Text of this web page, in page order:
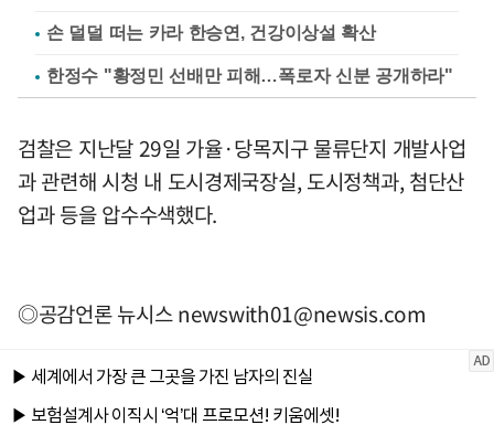
손 덜덜 떠는 카라 한승연, 건강이상설 확산
한정수 "황정민 선배만 피해…폭로자 신분 공개하라"
검찰은 지난달 29일 가율·당목지구 물류단지 개발사업
과 관련해 시청 내 도시경제국장실, 도시정책과, 첨단산
업과 등을 압수수색했다.
◎공감언론 뉴시스newswith01@newsis.com